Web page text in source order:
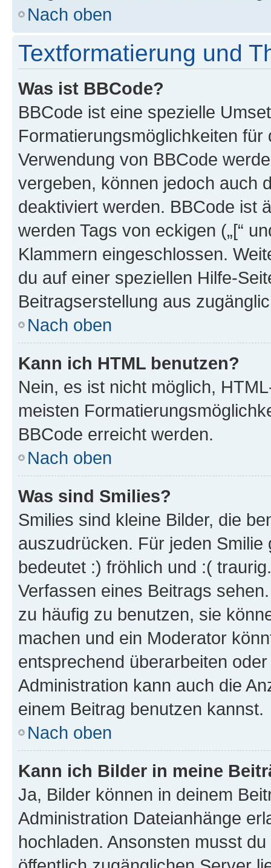
Nach oben
Textformatierung und
Was ist BBCode?
BBCode ist eine spezielle
Formatierungsmöglichkeiten
Verwendung von BBCode
vergeben, können jedoch auch
deaktiviert werden. BBCode ist
werden Tags von eckigen („[“
Klammern eingeschlossen.
du auf einer speziellen Hilfe-
Beitragserstellung aus
Nach oben
Kann ich HTML benutzen?
Nein, es ist nicht möglich,
meisten
BBCode erreicht werden.
Nach oben
Was sind Smilies?
Smilies sind kleine Bilder, die
auszudrücken. Für jeden
bedeutet :) fröhlich und :(
Verfassen eines Beitrags
zu häufig zu benutzen, sie
machen und ein Moderator
entsprechend überarbeiten
Administration kann auch die
einem Beitrag benutzen kannst.
Nach oben
Kann ich Bilder in meine
Ja, Bilder können in deinem
Administration Dateianhänge
hochladen. Ansonsten musst